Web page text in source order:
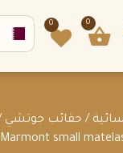
0
0
/ حقائب جوتشي
Marmont small